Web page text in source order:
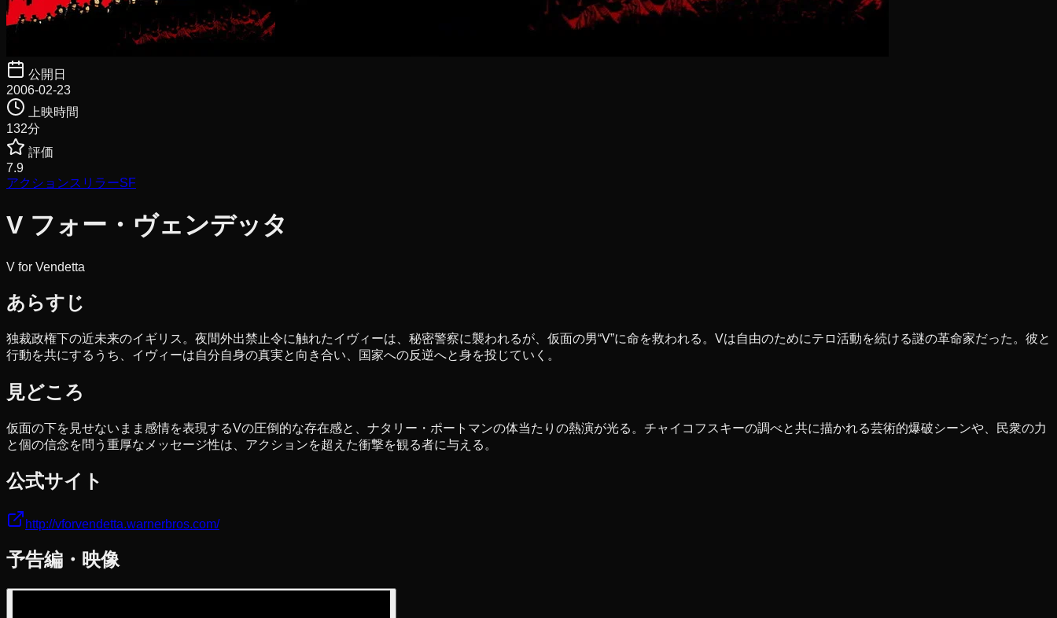
公開日
2006-02-23
上映時間
132分
評価
7.9
アクションスリラーSF
V フォー・ヴェンデッタ
V for Vendetta
あらすじ
独裁政権下の近未来のイギリス。夜間外出禁止令に触れたイヴィーは、秘密警察に襲われるが、仮面の男“V”に命を救われる。Vは自由のためにテロ活動を続ける謎の革命家だった。彼と
行動を共にするうち、イヴィーは自分自身の真実と向き合い、国家への反逆へと身を投じていく。
見どころ
仮面の下を見せないまま感情を表現するVの圧倒的な存在感と、ナタリー・ポートマンの体当たりの熱演が光る。チャイコフスキーの調べと共に描かれる芸術的爆破シーンや、民衆の力
と個の信念を問う重厚なメッセージ性は、アクションを超えた衝撃を観る者に与える。
公式サイト
http://vforvendetta.warnerbros.com/
予告編・映像